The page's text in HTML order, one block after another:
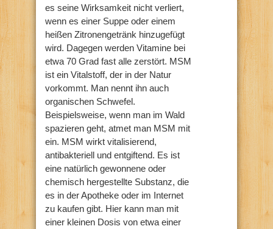
es seine Wirksamkeit nicht verliert,
wenn es einer Suppe oder einem
heißen Zitronengetränk hinzugefügt
wird. Dagegen werden Vitamine bei
etwa 70 Grad fast alle zerstört. MSM
ist ein Vitalstoff, der in der Natur
vorkommt. Man nennt ihn auch
organischen Schwefel.
Beispielsweise, wenn man im Wald
spazieren geht, atmet man MSM mit
ein. MSM wirkt vitalisierend,
antibakteriell und entgiftend. Es ist
eine natürlich gewonnene oder
chemisch hergestellte Substanz, die
es in der Apotheke oder im Internet
zu kaufen gibt. Hier kann man mit
einer kleinen Dosis von etwa einer